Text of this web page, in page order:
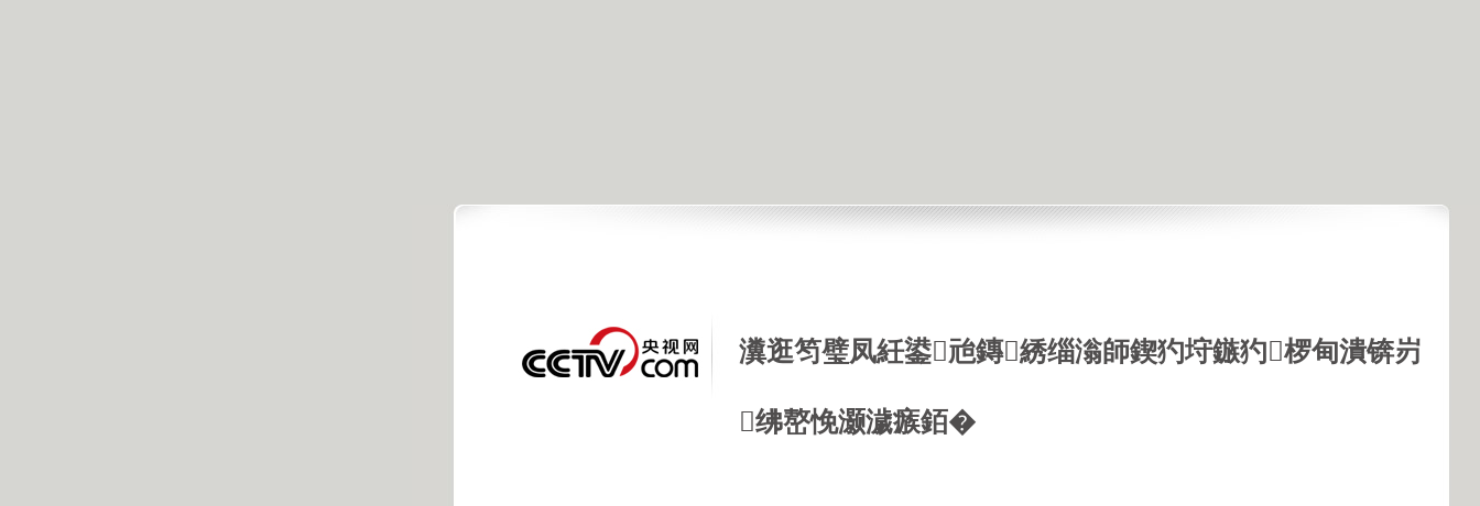
瀵逛笉璧凤紝鍙兘鏄綉缁滃師鍥犳垨鏃犳椤甸潰锛岃
绋嶅悗灏濊瘯銆�